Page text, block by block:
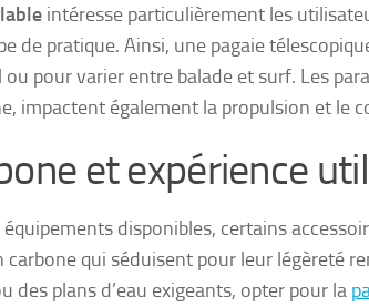
intéresse particulièrement les
de pratique. Ainsi, une pagaie
pour varier entre balade et surf. Les
impactent également la propulsion et le
et expérience
équipements disponibles, certains
carbone qui séduisent pour leur légèreté
des plans d’eau exigeants, opter pour la